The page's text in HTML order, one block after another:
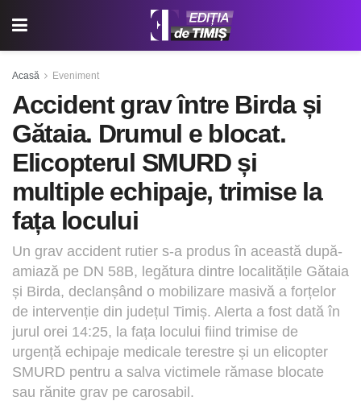
Acasă Eveniment
Accident grav între Birda și
Gătaia. Drumul e blocat.
Elicopterul SMURD și
multiple echipaje, trimise la
fața locului
Un grav accident rutier s-a produs în această după-
amiază pe DN 58B, legătura dintre localitățile Gătaia
și Birda, declanșând o mobilizare masivă a forțelor
de intervenție din județul Timiș. Alerta a fost dată în
jurul orei 14:25, la fața locului fiind trimise de
urgență echipaje medicale terestre și un elicopter
SMURD pentru a salva victimele rămase blocate
sau rănite grav pe carosabil.